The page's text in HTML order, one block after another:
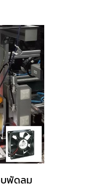
บพัดลม